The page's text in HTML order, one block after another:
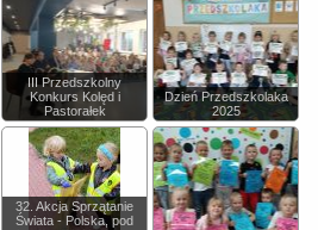
III Przedszkolny
Konkurs Kolęd i
Pastorałek
Dzień Przedszkolaka
2025
32. Akcja Sprzątanie
Świata - Polska, pod